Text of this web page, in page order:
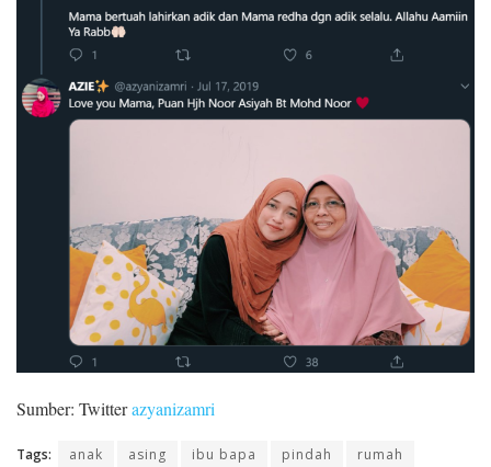
Sumber: Twitterazyanizamri
Tags: anak asing ibu bapa pindah
rumah